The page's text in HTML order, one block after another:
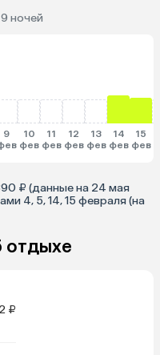
ночей
9
10
фев
11
фев
12
фев
13
фев
14
фев
15
фев
₽ (данные на 24 мая
4, 5, 14, 15 февраля (на
отдыхе
₽